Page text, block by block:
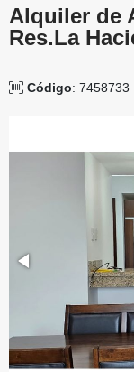
Alquiler de
Res.La
Código: 7458733